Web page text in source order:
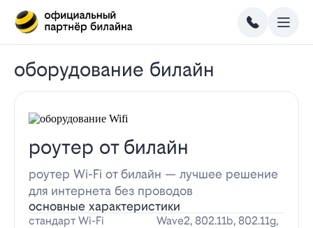
оборудование билайн
роутер от билайн
роутер Wi-Fi от билайн — лучшее решение
для интернета без проводов
основные характеристики
стандарт Wi-Fi
Wave2, 802.11b, 802.11g,